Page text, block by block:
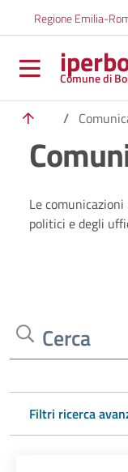
Regione Emilia-
Comune di
/
Le
politici e degli
Cerca
Filtri ricerca